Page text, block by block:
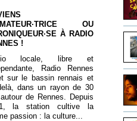
OU
À RADIO
!
locale, libre et
Radio Rennes
sur le bassin rennais et
dans un rayon de 30
de Rennes. Depuis
la station cultive la
passion : la culture...